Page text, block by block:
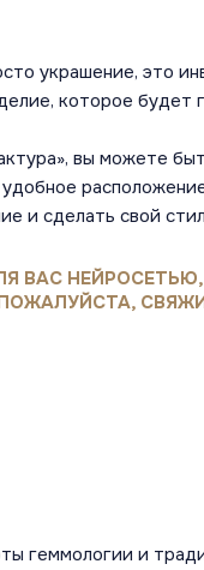
украшение, это
которое будет
вы можете
и сделать свой
ВАС
геммологии и